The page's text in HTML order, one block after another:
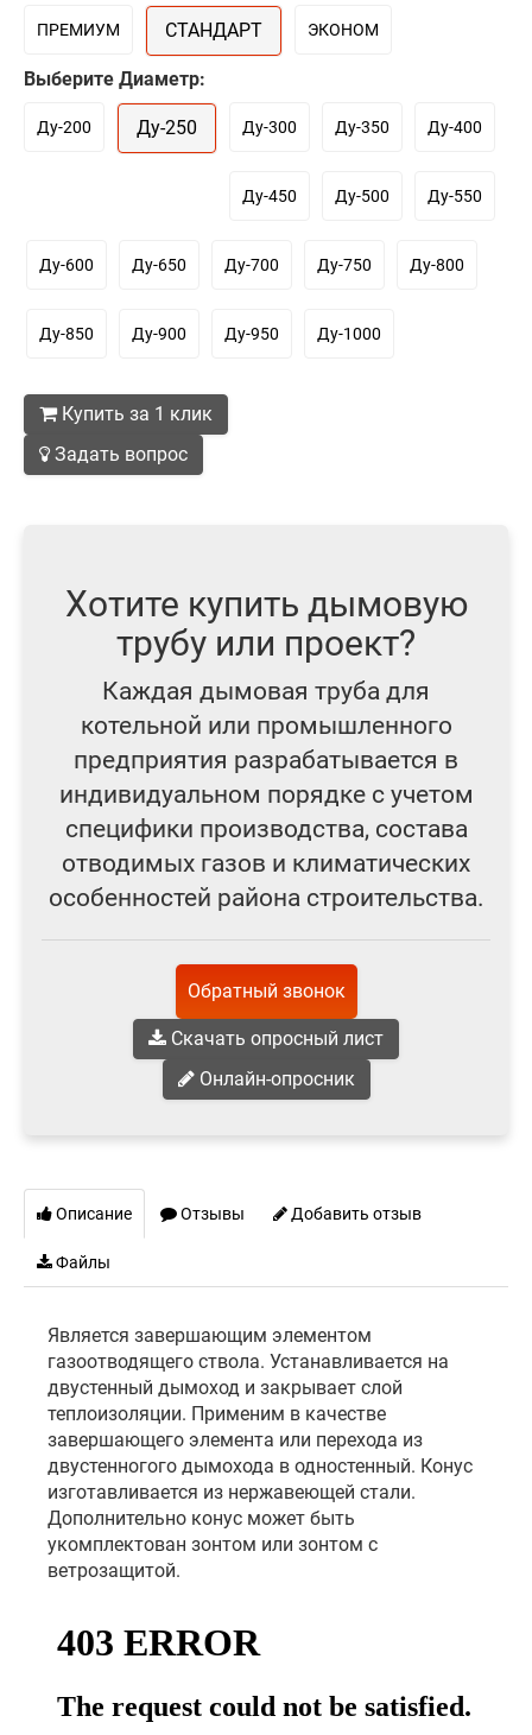
ПРЕМИУМ СТАНДАРТ ЭКОНОМ
Выберите Диаметр:
Ду-200 Ду-250 Ду-300 Ду-350 Ду-400
Ду-450 Ду-500 Ду-550
Ду-600 Ду-650 Ду-700 Ду-750 Ду-800
Ду-850 Ду-900 Ду-950 Ду-1000
Купить за 1 клик
Задать вопрос
Хотите купить дымовую
трубу или проект?
Каждая дымовая труба для
котельной или промышленного
предприятия разрабатывается в
индивидуальном порядке с учетом
специфики производства, состава
отводимых газов и климатических
особенностей района строительства.
Обратный звонок
Скачать опросный лист
Онлайн-опросник
Описание Отзывы Добавить отзыв
Файлы
Является завершающим элементом
газоотводящего ствола. Устанавливается на
двустенный дымоход и закрывает слой
теплоизоляции. Применим в качестве
завершающего элемента или перехода из
двустенногого дымохода в одностенный. Конус
изготавливается из нержавеющей стали.
Дополнительно конус может быть
укомплектован зонтом или зонтом с
ветрозащитой.